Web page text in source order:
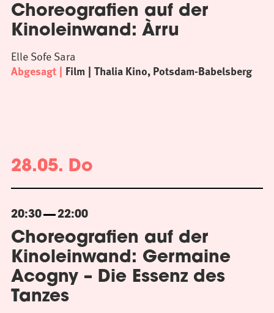
Choreografien auf der
Kinoleinwand: Àrru
Abgesagt Film Thalia Kino, Potsdam-Babelsberg
Elle Sofe Sara
28.05. Do
20:30 22:00
Choreografien auf der
Kinoleinwand: Germaine
Acogny – Die Essenz des
Tanzes